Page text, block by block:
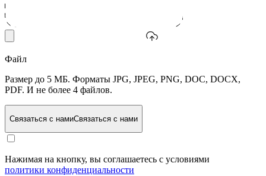
Файл
Размер до 5 МБ. Форматы JPG, JPEG, PNG, DOC, DOCX,
PDF. И не более 4 файлов.
Связаться с намиСвязаться с нами
Нажимая на кнопку, вы соглашаетесь с условиями
политики конфиденциальности